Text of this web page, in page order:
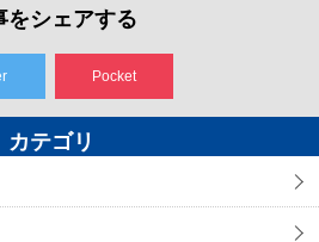
をシェアする
Pocket
カテゴリ